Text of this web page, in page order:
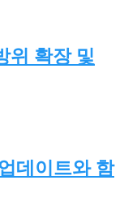
위 확장 및
데이트와 함